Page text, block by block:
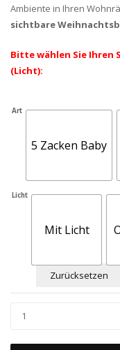
Ambiente in Ihren
sichtbare
Bitte wählen Sie Ihren
(Licht):
Art
5 Zacken Baby
Licht
Mit Licht
Zurücksetzen